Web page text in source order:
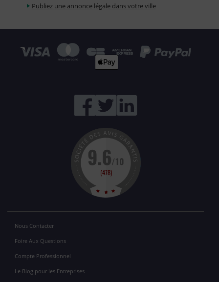
Publiez une annonce légale dans votre ville
Nous Contacter
Foire Aux Questions
Compte Professionnel
Le Blog pour les Entreprises